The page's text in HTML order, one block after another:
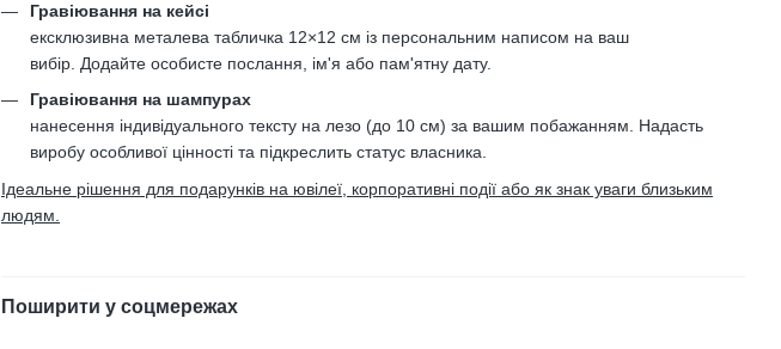
Гравіювання на кейсі
ексклюзивна металева табличка 12×12 см із персональним написом на ваш
вибір. Додайте особисте послання, ім'я або пам'ятну дату.
Гравіювання на шампурах
нанесення індивідуального тексту на лезо (до 10 см) за вашим побажанням. Надасть
виробу особливої цінності та підкреслить статус власника.
Ідеальне рішення для подарунків на ювілеї, корпоративні події або як знак уваги близьким
людям.
Поширити у соцмережах